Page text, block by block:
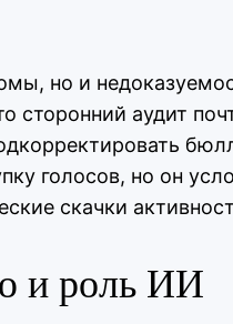
но и
аудит
голосов, но он
скачки
и роль ИИ